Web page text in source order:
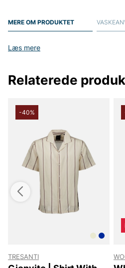
MERE OM PRODUKTET
Læs mere
Relaterede
-40%
TRESANTI